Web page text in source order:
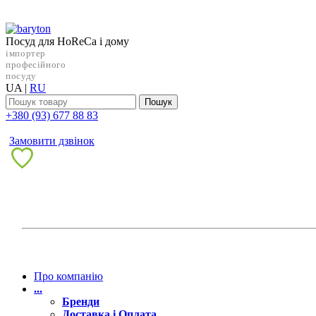
Посуд для HoReCa і дому
імпортер
професійного
посуду
UA | RU
Пошук
+38‎0 (93) 677 88 83
Замовити дзвінок
Про компанію
...
Бренди